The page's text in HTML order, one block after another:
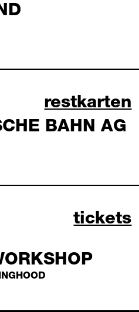
2026
BAHN AG
restkarten
die
October 2026tickets
offener